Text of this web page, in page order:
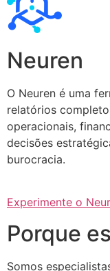
Neuren
O Neuren é uma
relatórios
operacionais,
decisões
burocracia.
Experimente o
Porque
Somos